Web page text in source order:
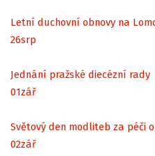
Letní duchovní obnovy na
26srp
Jednání pražské diecézní rady
01zář
Světový den modliteb za péči
02zář